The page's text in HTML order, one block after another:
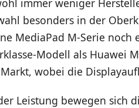
besonders in der
MediaPad M-Serie noch
Modell als Huawei
wobei die
Leistung bewegen sich